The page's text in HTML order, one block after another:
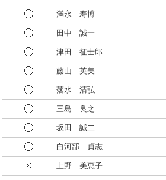
満永 寿博
田中 誠一
津田 征士郎
藤山 英美
落水 清弘
三島 良之
坂田 誠二
白河部 貞志
上野 美恵子